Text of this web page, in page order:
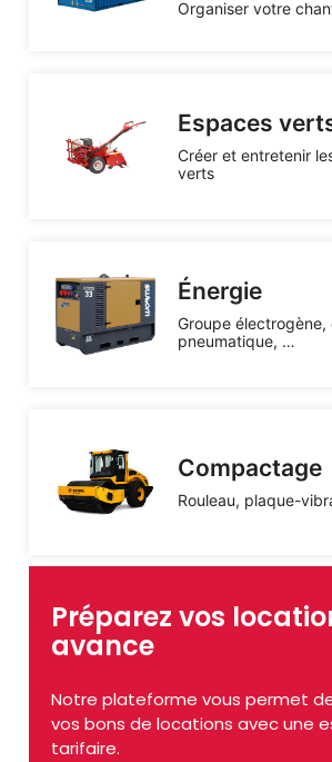
Organiser votre
Espaces
Créer et entretenir
verts
Énergie
Groupe électrogène,
pneumatique, …
Compactage
Rouleau, plaque-
Préparez vos
avance
Notre plateforme vous permet
vos bons de locations avec une
tarifaire.